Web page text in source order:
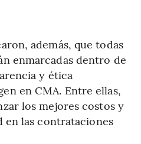
además, que todas
enmarcadas dentro de
y ética
en CMA. Entre ellas,
los mejores costos y
las contrataciones